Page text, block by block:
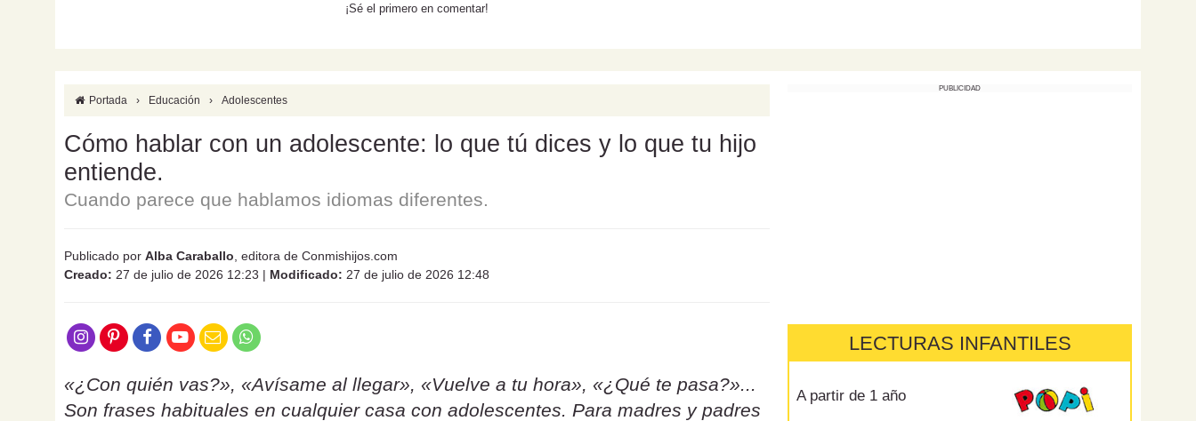
¡Sé el primero en comentar!
Portada › Educación › Adolescentes
Cómo hablar con un adolescente: lo que tú dices y lo que tu hijo
entiende.
Cuando parece que hablamos idiomas diferentes.
Publicado por Alba Caraballo , editora de Conmishijos.com
Creado: 27 de julio de 2026 12:23 | Modificado: 27 de julio de 2026 12:48
«¿Con quién vas?», «Avísame al llegar», «Vuelve a tu hora», «¿Qué te pasa?»...
Son frases habituales en cualquier casa con adolescentes. Para madres y padres
PUBLICIDAD
LECTURAS INFANTILES
A partir de 1 año